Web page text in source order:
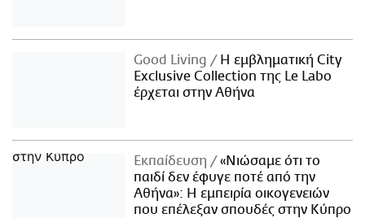
Good Living
Η εμβληματική City
Exclusive Collection της Le Labo
έρχεται στην Αθήνα
Εκπαίδευση
«Νιώσαμε ότι το
παιδί δεν έφυγε ποτέ από την
Αθήνα»: Η εμπειρία οικογενειών
που επέλεξαν σπουδές στην Κύπρο